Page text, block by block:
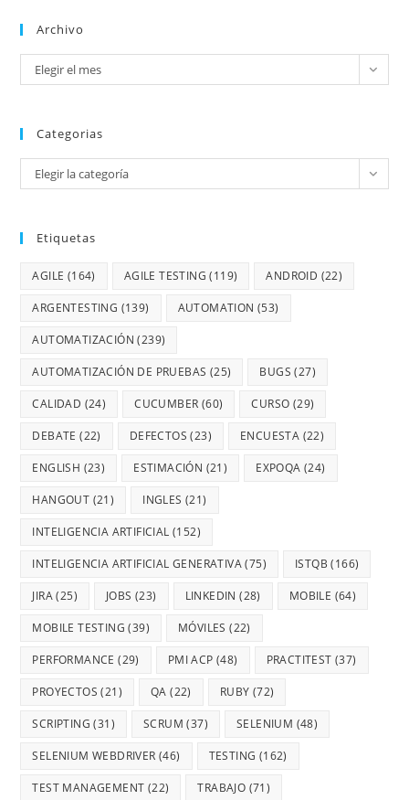
Archivo
Elegir el mes
Categorias
Elegir la categoría
Etiquetas
AGILE (164) AGILE TESTING (119) ANDROID (22)
ARGENTESTING (139) AUTOMATION (53)
AUTOMATIZACIÓN (239)
AUTOMATIZACIÓN DE PRUEBAS (25) BUGS (27)
CALIDAD (24) CUCUMBER (60) CURSO (29)
DEBATE (22) DEFECTOS (23) ENCUESTA (22)
ENGLISH (23) ESTIMACIÓN (21) EXPOQA (24)
HANGOUT (21) INGLES (21)
INTELIGENCIA ARTIFICIAL (152)
INTELIGENCIA ARTIFICIAL GENERATIVA(75) ISTQB (166)
JIRA(25) JOBS (23) LINKEDIN (28) MOBILE (64)
MOBILE TESTING (39) MÓVILES (22)
PERFORMANCE (29) PMI ACP (48) PRACTITEST (37)
PROYECTOS (21) QA (22) RUBY (72)
SCRIPTING (31) SCRUM (37) SELENIUM (48)
SELENIUM WEBDRIVER (46) TESTING (162)
TEST MANAGEMENT (22) TRABAJO (71)